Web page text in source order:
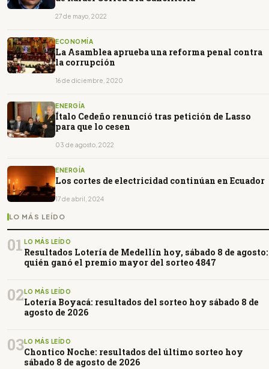
27 de mayo, 2022
ECONOMÍA
La Asamblea aprueba una reforma penal contra
la corrupción
16 de diciembre, 2020
ENERGÍA
Ítalo Cedeño renunció tras petición de Lasso
para que lo cesen
03 de agosto, 2022
ENERGÍA
Los cortes de electricidad continúan en Ecuador
17 de abril, 2024
LO MÁS LEÍDO
01 LO MÁS LEÍDO
Resultados Lotería de Medellín hoy, sábado 8 de agosto:
quién ganó el premio mayor del sorteo 4847
02 LO MÁS LEÍDO
Lotería Boyacá: resultados del sorteo hoy sábado 8 de
agosto de 2026
03LO MÁS LEÍDO
Chontico Noche: resultados del último sorteo hoy
sábado 8 de agosto de 2026